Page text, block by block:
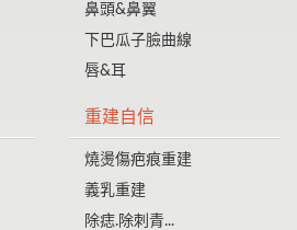
鼻頭&鼻翼
下巴瓜子臉曲線
唇&耳
重建自信
燒燙傷疤痕重建
義乳重建
除痣.除刺青...